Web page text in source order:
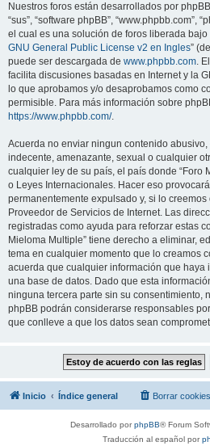
Nuestros foros están desarrollados por
“sus”, “software phpBB”, “www.phpbb.com”,
el cual es una solución de foros liberada bajo
GNU General Public License v2 en Ingles”
puede ser descargada de www.phpbb.com.
facilita discusiones basadas en Internet y la
lo que aprobamos y/o desaprobamos como
permisible. Para más información sobre
https://www.phpbb.com/.
Acuerda no enviar ningun contenido
indecente, amenazante, sexual o cualquier
cualquier ley de su país, el país donde “Foro
o Leyes Internacionales. Hacer eso
permanentemente expulsado y, si lo
Proveedor de Servicios de Internet. Las
registradas como ayuda para reforzar estas
Mieloma Multiple” tiene derecho a eliminar,
tema en cualquier momento que lo creamos
acuerda que cualquier información que haya
una base de datos. Dado que esta
ninguna tercera parte sin su consentimiento,
phpBB podrán considerarse responsables
que conlleve a que los datos sean
Inicio Índice general Borrar cookies
Desarrollado porphpBB® Forum
Traducción al español por